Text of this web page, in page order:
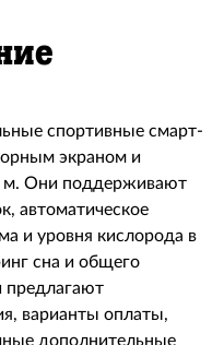
спортивные смарт-
экраном и
м. Они поддерживают
автоматическое
и уровня кислорода в
сна и общего
предлагают
варианты оплаты,
дополнительные